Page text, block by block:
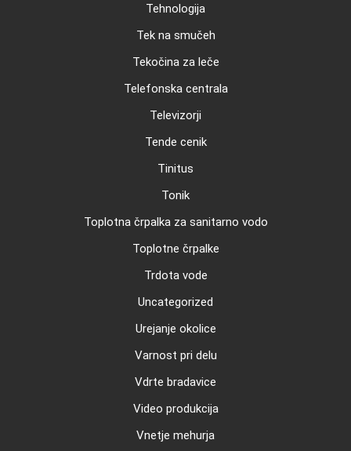
Tehnologija
Tek na smučeh
Tekočina za leče
Telefonska centrala
Televizorji
Tende cenik
Tinitus
Tonik
Toplotna črpalka za sanitarno vodo
Toplotne črpalke
Trdota vode
Uncategorized
Urejanje okolice
Varnost pri delu
Vdrte bradavice
Video produkcija
Vnetje mehurja